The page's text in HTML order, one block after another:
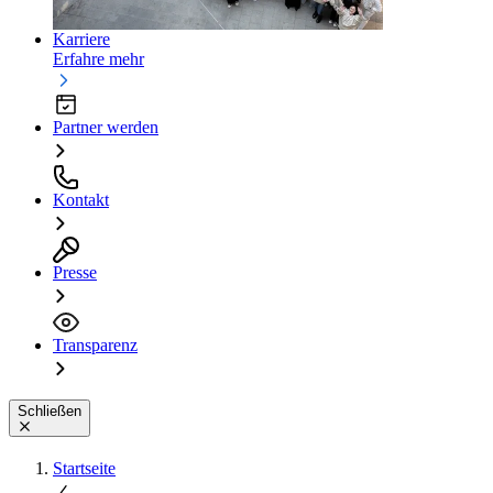
Karriere
Erfahre mehr
Partner werden
Kontakt
Presse
Transparenz
Schließen
Startseite